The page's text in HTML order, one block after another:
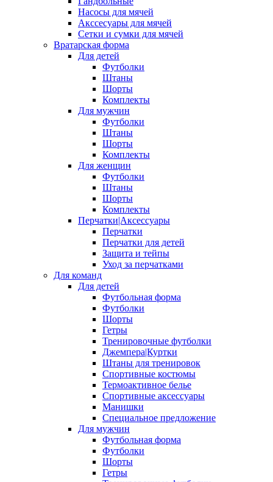
Насосы для мячей
Акссесуары для мячей
Сетки и сумки для мячей
Вратарская форма
Для детей
Футболки
Штаны
Шорты
Комплекты
Для мужчин
Футболки
Штаны
Шорты
Комплекты
Для женщин
Футболки
Штаны
Шорты
Комплекты
Перчатки|Аксессуары
Перчатки
Перчатки для детей
Защита и тейпы
Уход за перчатками
Для команд
Для детей
Футбольная форма
Футболки
Шорты
Гетры
Тренировочные футболки
Джемпера|Куртки
Штаны для тренировок
Спортивные костюмы
Термоактивное белье
Спортивные аксессуары
Манишки
Специальное предложение
Для мужчин
Футбольная форма
Футболки
Шорты
Гетры